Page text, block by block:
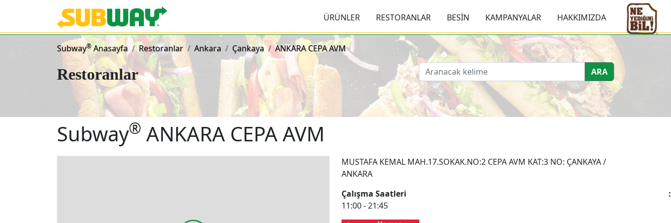
ÜRÜNLER RESTORANLAR BESİN KAMPANYALAR HAKKIMIZDA
Subway®Anasayfa Restoranlar Ankara Çankaya ANKARA CEPA AVM
Restoranlar ARA
Subway® ANKARA CEPA AVM
MUSTAFA KEMAL MAH.17.SOKAK.NO:2 CEPA AVM KAT:3 NO: ÇANKAYA /
ANKARA
Çalışma Saatleri
11:00 - 21:45